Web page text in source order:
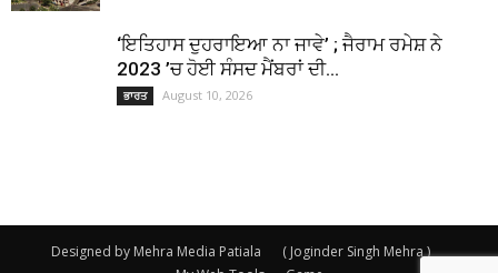
‘ਇਤਿਹਾਸ ਦੁਹਰਾਇਆ ਨਾ ਜਾਵੇ’ ; ਜੈਰਾਮ ਰਮੇਸ਼ ਨੇ
2023 ’ਚ ਹੋਈ ਸੰਸਦ ਮੈਂਬਰਾਂ ਦੀ...
ਭਾਰਤ August 10, 2026
Designed by Mehra Media Patiala
( Joginder Singh Mehra )